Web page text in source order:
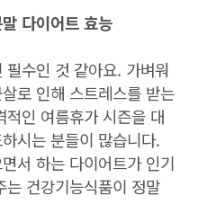
다이어트 효능
수인 것 같아요. 가벼워
로 인해 스트레스를 받는
인 여름휴가 시즌을 대
시는 분들이 많습니다.
서 하는 다이어트가 인기
건강기능식품이 정말